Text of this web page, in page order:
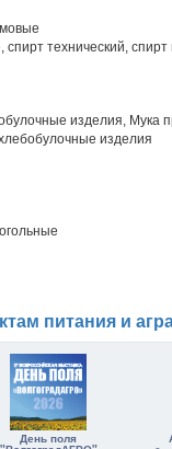
технический,
изделия, Мука
изделия
питания и
День поля